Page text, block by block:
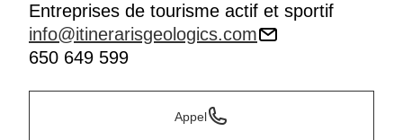
Entreprises de tourisme actif et sportif
info@itinerarisgeologics.com
650 649 599
Appel